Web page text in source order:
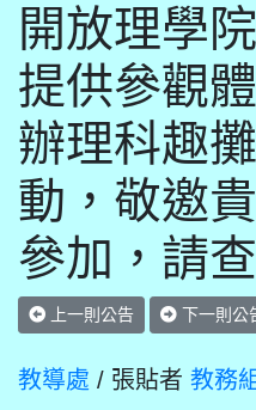
開放理學
提供參觀
辦理科趣
動，敬邀
參加，請
上一則公告 下一則公
教導處 / 張貼者 教務